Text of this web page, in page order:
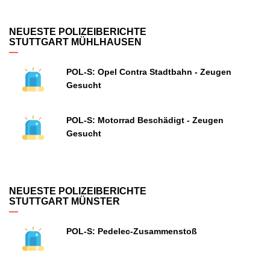
NEUESTE POLIZEIBERICHTE
STUTTGART MÜHLHAUSEN
POL-S: Opel Contra Stadtbahn - Zeugen
Gesucht
POL-S: Motorrad Beschädigt - Zeugen
Gesucht
NEUESTE POLIZEIBERICHTE
STUTTGART MÜNSTER
POL-S: Pedelec-Zusammenstoß